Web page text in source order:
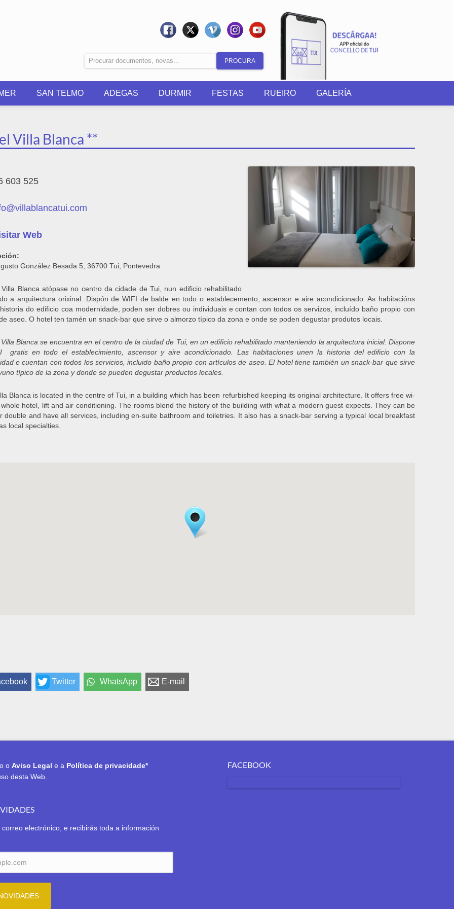
Formulario
de
busca
SAN TELMO ADEGAS DURMIR FESTAS RUEIRO GALERÍA
Villa Blanca **
603 525
http://hotelvillablancatui.com/
González Besada 5, 36700 Tui, Pontevedra
Blanca atópase no centro da cidade de Tui, nun edificio rehabilitado
a arquitectura orixinal. Dispón de WIFI de balde en todo o establecemento, ascensor e aire acondicionado. As habitacións
do edificio coa modernidade, poden ser dobres ou individuais e contan con todos os servizos, incluído baño propio con
aseo. O hotel ten tamén un snack-bar que sirve o almorzo típico da zona e onde se poden degustar produtos locais.
Blanca se encuentra en el centro de la ciudad de Tui, en un edificio rehabilitado manteniendo la arquitectura inicial. Dispone
gratis en todo el establecimiento, ascensor y aire acondicionado. Las habitaciones unen la historia del edificio con la
e cuentan con todos los servicios, incluido baño propio con artículos de aseo. El hotel tiene también un snack-bar que sirve
típico de la zona y donde se pueden degustar productos locales.
Blanca is located in the centre of Tui, in a building which has been refurbished keeping its original architecture. It offers free wi-
hotel, lift and air conditioning. The rooms blend the history of the building with what a modern guest expects. They can be
double and have all services, including en-suite bathroom and toiletries. It also has a snack-bar serving a typical local breakfast
local specialties.
Twitter WhatsApp E-mail
o Aviso Legal e a Política de privacidade*
desta Web.
electrónico, e recibirás toda a información
FACEBOOK